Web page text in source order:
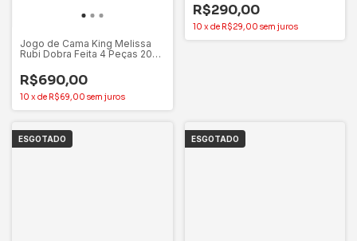
Jogo de Cama King Melissa
Rubi Dobra Feita 4 Peças 200
R$690,00
10 xde R$69,00 sem juros
R$290,00
10 x de R$29,00 sem juros
ESGOTADO ESGOTADO